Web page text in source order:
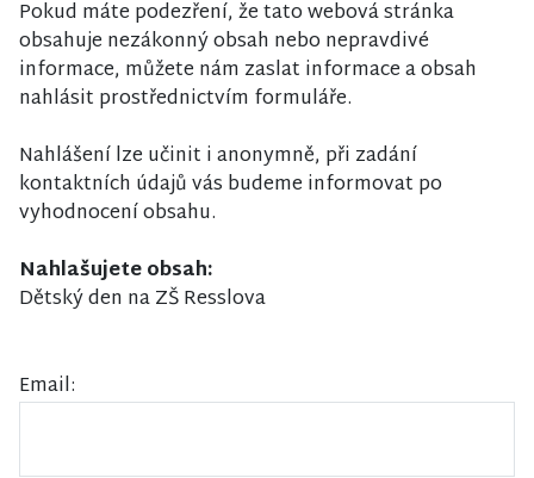
Pokud máte podezření, že tato webová stránka
obsahuje nezákonný obsah nebo nepravdivé
informace, můžete nám zaslat informace a obsah
nahlásit prostřednictvím formuláře.
Nahlášení lze učinit i anonymně, při zadání
kontaktních údajů vás budeme informovat po
vyhodnocení obsahu.
Nahlašujete obsah:
Dětský den na ZŠ Resslova
Email: